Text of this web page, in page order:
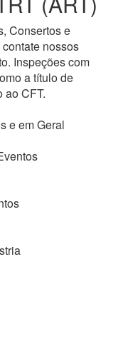
Consertos e
nossos
Inspeções com
a título de
ao CFT.
e em Geral